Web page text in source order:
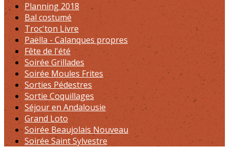
Planning 2018
Bal costumé
Troc'ton Livre
Paëlla - Calanques propres
Fête de l'été
Soirée Grillades
Soirée Moules Frites
Sorties Pédestres
Sortie Coquillages
Séjour en Andalousie
Grand Loto
Soirée Beaujolais Nouveau
Soirée Saint Sylvestre